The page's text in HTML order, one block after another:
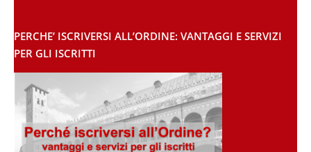
PERCHE’ ISCRIVERSI ALL’ORDINE: VANTAGGI E SERVIZI
PER GLI ISCRITTI